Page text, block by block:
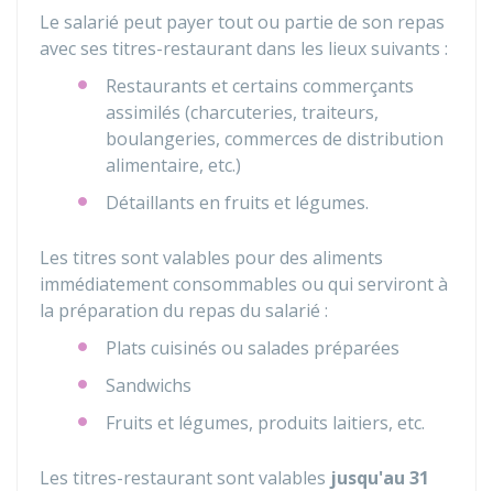
Le salarié peut payer tout ou partie de son repas
avec ses titres-restaurant dans les lieux suivants :
Restaurants et certains commerçants
assimilés (charcuteries, traiteurs,
boulangeries, commerces de distribution
alimentaire, etc.)
Détaillants en fruits et légumes.
Les titres sont valables pour des aliments
immédiatement consommables ou qui serviront à
la préparation du repas du salarié :
Plats cuisinés ou salades préparées
Sandwichs
Fruits et légumes, produits laitiers, etc.
Les titres-restaurant sont valables jusqu'au 31